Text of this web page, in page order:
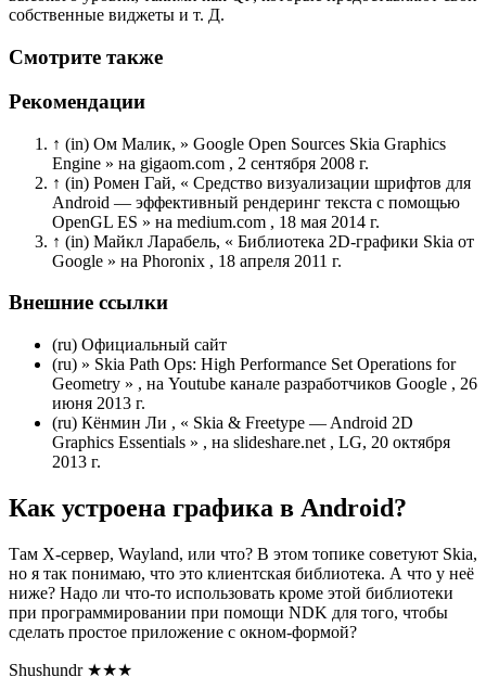
собственные виджеты и т. Д.
Смотрите также
Рекомендации
↑ (in) Ом Малик, » Google Open Sources Skia Graphics
Engine » на gigaom.com , 2 сентября 2008 г.
↑ (in) Ромен Гай, « Средство визуализации шрифтов для
Android — эффективный рендеринг текста с помощью
OpenGL ES » на medium.com , 18 мая 2014 г.
↑ (in) Майкл Ларабель, « Библиотека 2D-графики Skia от
Google » на Phoronix , 18 апреля 2011 г.
Внешние ссылки
(ru) Официальный сайт
(ru) » Skia Path Ops: High Performance Set Operations for
Geometry » , на Youtube канале разработчиков Google , 26
июня 2013 г.
(ru) Кёнмин Ли , « Skia & Freetype — Android 2D
Graphics Essentials » , на slideshare.net , LG, 20 октября
2013 г.
Как устроена графика в Android?
Там X-сервер, Wayland, или что? В этом топике советуют Skia,
но я так понимаю, что это клиентская библиотека. А что у неё
ниже? Надо ли что-то использовать кроме этой библиотеки
при программировании при помощи NDK для того, чтобы
сделать простое приложение с окном-формой?
Shushundr ★★★